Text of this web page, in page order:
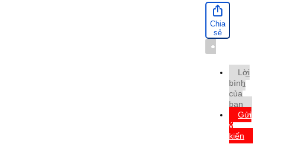
Chia
sẻ
Lời
bình
của
bạn
Gửi
ý
kiến